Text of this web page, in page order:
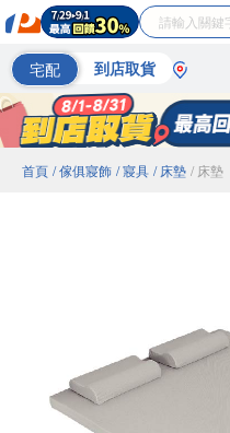
宅配 到店取貨
首頁 / 傢俱寢飾 / 寢具 / 床墊 / 床墊